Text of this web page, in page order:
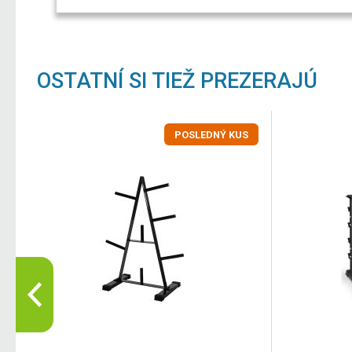
OSTATNÍ SI TIEŽ PREZERAJÚ
POSLEDNÝ KUS